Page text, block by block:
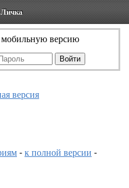
Личка
версию
версия
-к полной версии -